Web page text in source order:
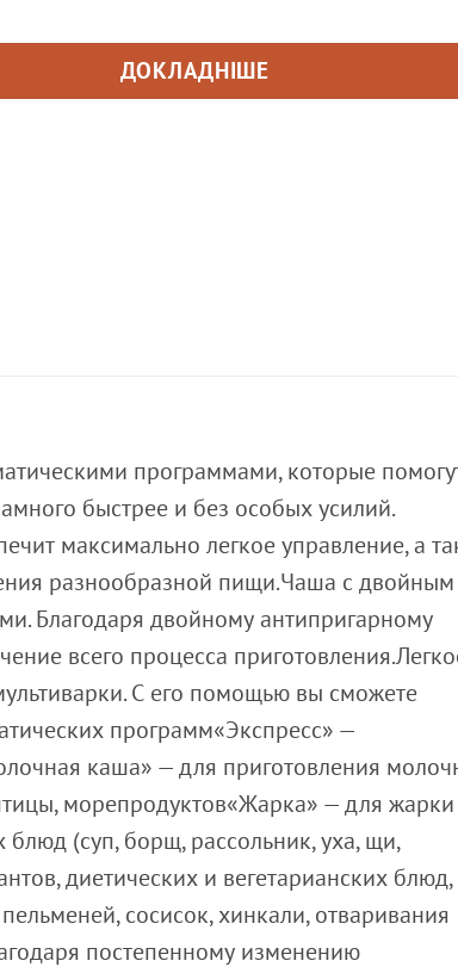
ДОКЛАДНІШЕ
программами, которые
быстрее и без особых усилий.
максимально легкое управление, а
разнообразной пищи.Чаша с двойным
Благодаря двойному антипригарному
всего процесса
С его помощью вы сможете
программ«Экспресс» —
каша» — для приготовления
морепродуктов«Жарка» — для жарки
(суп, борщ, рассольник, уха, щи,
диетических и вегетарианских блюд,
сосисок, хинкали, отваривания
постепенному изменению